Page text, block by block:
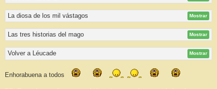
La diosa de los mil vástagos Mostrar
Las tres historias del mago Mostrar
Volver a Léucade Mostrar
Enhorabuena a todos